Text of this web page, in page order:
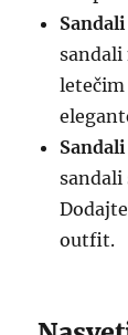
sandali
sandali
outfit.